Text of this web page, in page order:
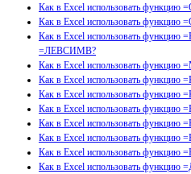
Как в Excel использовать
Как в Excel использовать функцию
Как в Excel использовать функцию
=ЛЕВСИМВ?
Как в Excel использовать
Как в Excel использовать функцию
Как в Excel использовать функцию
Как в Excel использовать
Как в Excel использовать
Как в Excel использовать
Как в Excel использовать функцию
Как в Excel использовать функцию